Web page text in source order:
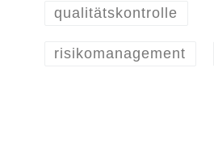
qualitätskontrolle
risikomanagement